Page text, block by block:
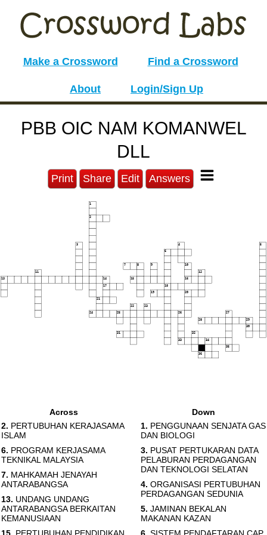
Make a Crossword Find a Crossword
About Login/Sign Up
PBB OIC NAM KOMANWEL
DLL
Print Share Edit Answers
1
2
3 4 5
6
7 8 9 10
11 12
13 14 15 16
17 18
19 20
21
22 23
24 25 26 27
28 29
30
31 32
33 34
35
36
Across
2. PERTUBUHAN KERAJASAMA
ISLAM
6. PROGRAM KERJASAMA
TEKNIKAL MALAYSIA
7. MAHKAMAH JENAYAH
ANTARABANGSA
13. UNDANG UNDANG
ANTARABANGSA BERKAITAN
KEMANUSIAAN
Down
1. PENGGUNAAN SENJATA GAS
DAN BIOLOGI
3. PUSAT PERTUKARAN DATA
PELABURAN PERDAGANGAN
DAN TEKNOLOGI SELATAN
4. ORGANISASI PERTUBUHAN
PERDAGANGAN SEDUNIA
5. JAMINAN BEKALAN
MAKANAN KAZAN